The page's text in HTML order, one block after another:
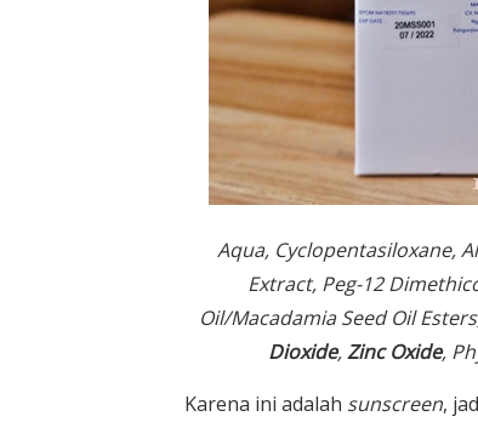
Aqua, Cyclopentasiloxane,
Extract, Peg-12
Oil/Macadamia Seed Oil
Dioxide,Zinc Oxide,
Karena ini adalah sunscreen,